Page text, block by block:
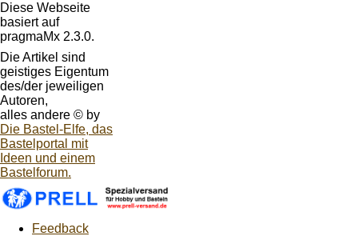
Diese Webseite
basiert auf
pragmaMx 2.3.0.
Die Artikel sind
geistiges Eigentum
des/der jeweiligen
Autoren,
alles andere © by
Die Bastel-Elfe, das
Bastelportal mit
Ideen und einem
Bastelforum.
Feedback